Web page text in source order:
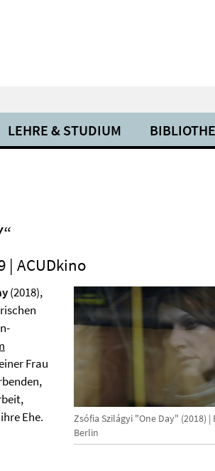
LEHRE & STUDIUM
| ACUDkino
Zsófia Szilágyi "One Day" (2018)
Berlin
(2018),
Frau
Ehe.